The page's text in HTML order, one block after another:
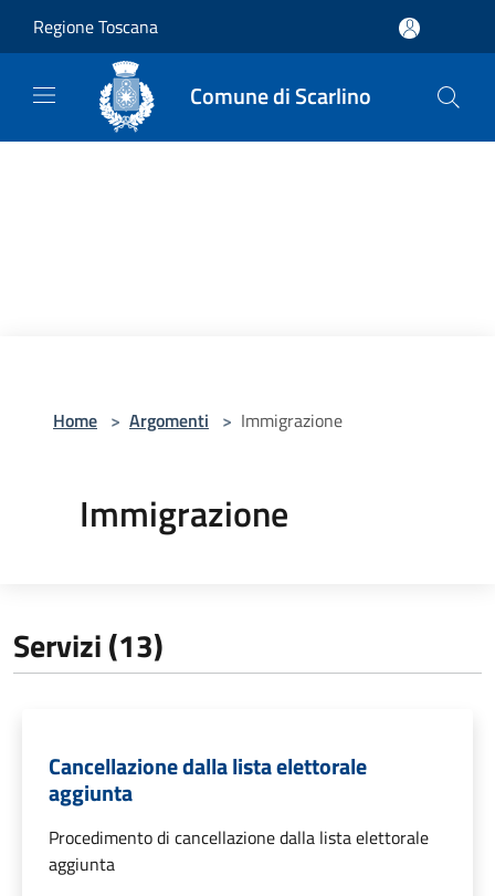
Regione Toscana
Comune di Scarlino
Home > Argomenti > Immigrazione
Immigrazione
Servizi (13)
Cancellazione dalla lista elettorale
aggiunta
Procedimento di cancellazione dalla lista elettorale
aggiunta